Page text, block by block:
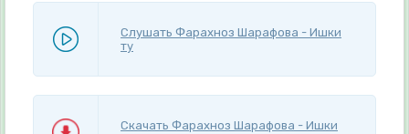
Слушать Фарахноз Шарафова - Ишки
ту
Скачать Фарахноз Шарафова - Ишки